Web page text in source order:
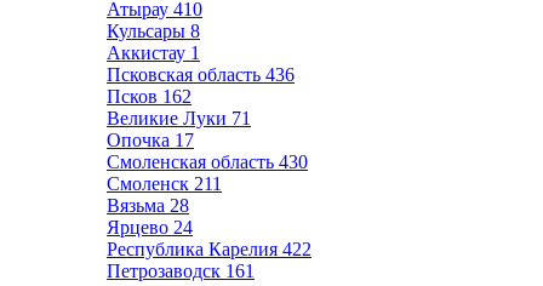
Атырау 410
Кульсары 8
Аккистау 1
Псковская область 436
Псков 162
Великие Луки 71
Опочка 17
Смоленская область 430
Смоленск 211
Вязьма 28
Ярцево 24
Республика Карелия 422
Петрозаводск 161